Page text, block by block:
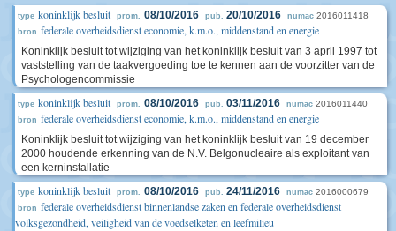
type koninklijk besluit prom. 08/10/2016 pub. 20/10/2016 numac 2016011418
bron federale overheidsdienst economie, k.m.o., middenstand en energie
Koninklijk besluit tot wijziging van het koninklijk besluit van 3 april 1997 tot
vaststelling van de taakvergoeding toe te kennen aan de voorzitter van de
Psychologencommissie
type koninklijk besluit prom. 08/10/2016 pub. 03/11/2016 numac 2016011440
bron federale overheidsdienst economie, k.m.o., middenstand en energie
Koninklijk besluit tot wijziging van het koninklijk besluit van 19 december
2000 houdende erkenning van de N.V. Belgonucleaire als exploitant van
een kerninstallatie
type koninklijk besluit prom. 08/10/2016 pub. 24/11/2016 numac 2016000679
bron federale overheidsdienst binnenlandse zaken en federale overheidsdienst
volksgezondheid, veiligheid van de voedselketen en leefmilieu